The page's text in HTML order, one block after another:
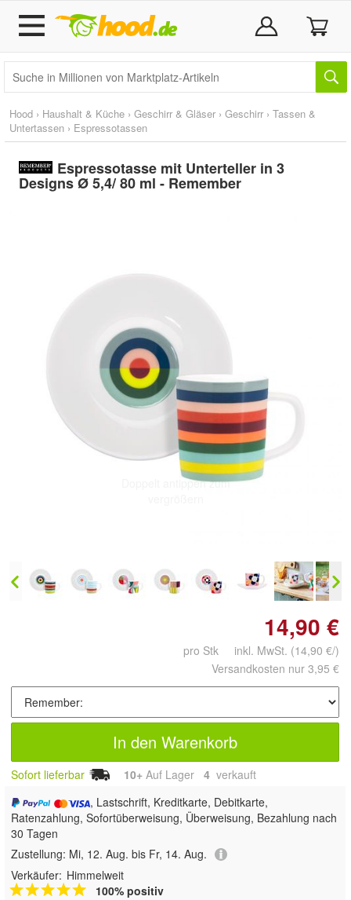
Hood › Haushalt & Küche › Geschirr & Gläser › Geschirr › Tassen &
Untertassen › Espressotassen
Espressotasse mit Unterteller in 3
Designs Ø 5,4/ 80 ml - Remember
Doppelt antippen zum
14,90 €
pro Stk inkl. MwSt. (14,90 €/)
Versandkosten nur 3,95 €
In den Warenkorb
Sofort lieferbar 10+ Auf Lager 4 verkauft
, Lastschrift, Kreditkarte, Debitkarte,
Ratenzahlung, Sofortüberweisung, Überweisung, Bezahlung nach
30 Tagen
Zustellung: Mi, 12. Aug. bis Fr, 14. Aug.
Verkäufer: Himmelweit
100% positiv